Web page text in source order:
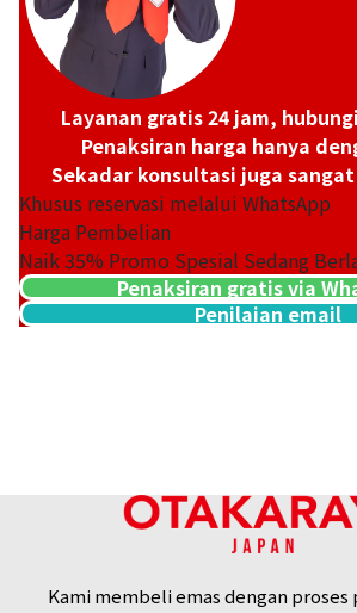
Chanel Matelasse Caviar Skin Chain
Referensi Harga Buyback
Rp 126.876.882
Layanan gratis 24 jam,
Penaksiran harga hanya
Sekadar konsultasi juga
Khusus reservasi melalui WhatsApp
Harga Pembelian
Naik35% Promo Spesial Sedang
Penaksiran gratis via
Penilaian email
Kami membeli emas dengan proses